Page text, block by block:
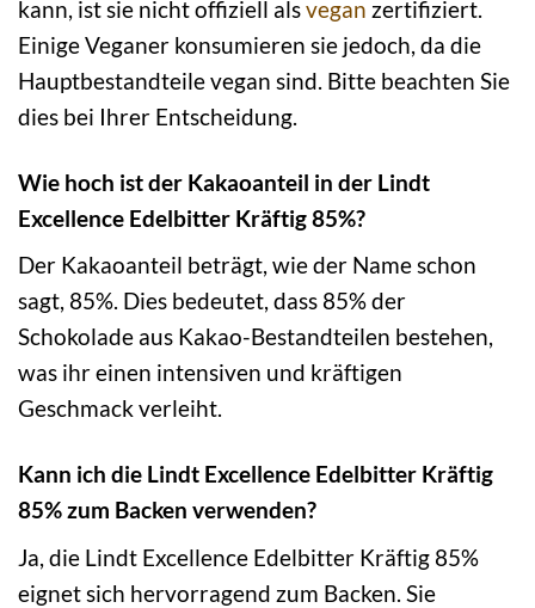
kann, ist sie nicht offiziell alsvegan zertifiziert.
Einige Veganer konsumieren sie jedoch, da die
Hauptbestandteile vegan sind. Bitte beachten Sie
dies bei Ihrer Entscheidung.
Wie hoch ist der Kakaoanteil in der Lindt
Excellence Edelbitter Kräftig 85%?
Der Kakaoanteil beträgt, wie der Name schon
sagt, 85%. Dies bedeutet, dass 85% der
Schokolade aus Kakao-Bestandteilen bestehen,
was ihr einen intensiven und kräftigen
Geschmack verleiht.
Kann ich die Lindt Excellence Edelbitter Kräftig
85% zum Backen verwenden?
Ja, die Lindt Excellence Edelbitter Kräftig 85%
eignet sich hervorragend zum Backen. Sie